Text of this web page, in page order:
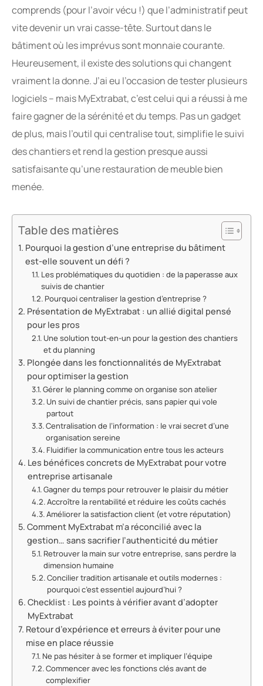
comprends (pour l’avoir vécu !) que l’administratif peut
vite devenir un vrai casse-tête. Surtout dans le
bâtiment où les imprévus sont monnaie courante.
Heureusement, il existe des solutions qui changent
vraiment la donne. J’ai eu l’occasion de tester plusieurs
logiciels – mais MyExtrabat, c’est celui qui a réussi à me
faire gagner de la sérénité et du temps. Pas un gadget
de plus, mais l’outil qui centralise tout, simplifie le suivi
des chantiers et rend la gestion presque aussi
satisfaisante qu’une restauration de meuble bien
menée.
Table des matières
Pourquoi la gestion d’une entreprise du bâtiment
est-elle souvent un défi ?
Les problématiques du quotidien : de la paperasse aux
suivis de chantier
Pourquoi centraliser la gestion d’entreprise ?
Présentation de MyExtrabat : un allié digital pensé
pour les pros
Une solution tout-en-un pour la gestion des chantiers
et du planning
Plongée dans les fonctionnalités de MyExtrabat
pour optimiser la gestion
Gérer le planning comme on organise son atelier
Un suivi de chantier précis, sans papier qui vole
partout
Centralisation de l’information : le vrai secret d’une
organisation sereine
Fluidifier la communication entre tous les acteurs
Les bénéfices concrets de MyExtrabat pour votre
entreprise artisanale
Gagner du temps pour retrouver le plaisir du métier
Accroître la rentabilité et réduire les coûts cachés
Améliorer la satisfaction client (et votre réputation)
Comment MyExtrabat m’a réconcilié avec la
gestion… sans sacrifier l’authenticité du métier
Retrouver la main sur votre entreprise, sans perdre la
dimension humaine
Concilier tradition artisanale et outils modernes :
pourquoi c’est essentiel aujourd’hui ?
Checklist : Les points à vérifier avant d’adopter
MyExtrabat
Retour d’expérience et erreurs à éviter pour une
mise en place réussie
Ne pas hésiter à se former et impliquer l’équipe
Commencer avec les fonctions clés avant de
complexifier